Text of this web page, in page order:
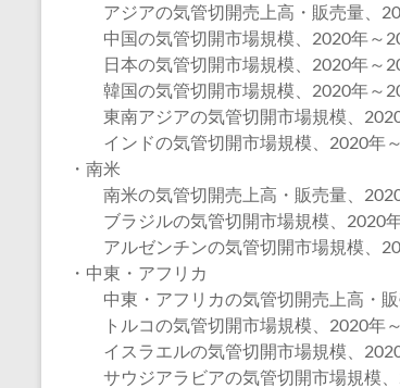
アジアの気管切開売上高・販売量、
中国の気管切開市場規模、2020年～
日本の気管切開市場規模、2020年～
韓国の気管切開市場規模、2020年～
東南アジアの気管切開市場規模、
インドの気管切開市場規模、2020年
・南米
南米の気管切開売上高・販売量、
ブラジルの気管切開市場規模、2020
アルゼンチンの気管切開市場規模、
・中東・アフリカ
中東・アフリカの気管切開売上高・販
トルコの気管切開市場規模、2020年
イスラエルの気管切開市場規模、
サウジアラビアの気管切開市場規模、